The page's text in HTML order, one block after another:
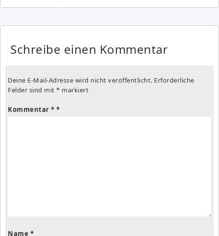
Schreibe einen Kommentar
Deine E-Mail-Adresse wird nicht veröffentlicht. Erforderliche
Felder sind mit * markiert
Kommentar *
Name *